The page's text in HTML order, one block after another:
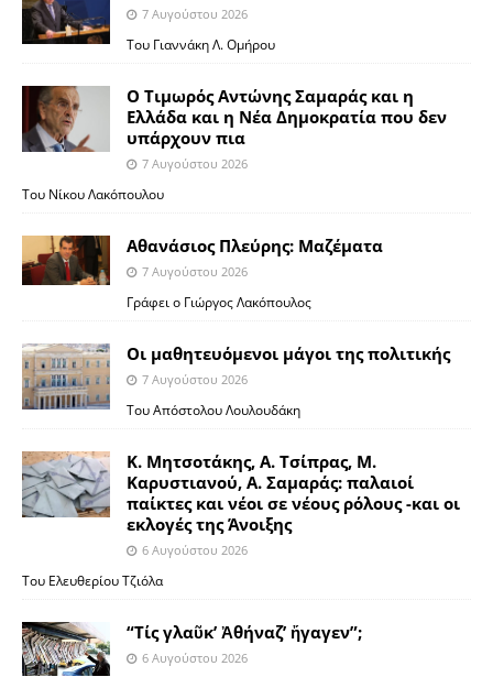
7 Αυγούστου 2026
Του Γιαννάκη Λ. Ομήρου
Ο Τιμωρός Αντώνης Σαμαράς και η
Ελλάδα και η Νέα Δημοκρατία που δεν
υπάρχουν πια
7 Αυγούστου 2026
Του Νίκου Λακόπουλου
Αθανάσιος Πλεύρης: Μαζέματα
7 Αυγούστου 2026
Γράφει ο Γιώργος Λακόπουλος
Οι μαθητευόμενοι μάγοι της πολιτικής
7 Αυγούστου 2026
Του Απόστολου Λουλουδάκη
Κ. Μητσοτάκης, Α. Τσίπρας, Μ.
Καρυστιανού, Α. Σαμαράς: παλαιοί
παίκτες και νέοι σε νέους ρόλους -και οι
εκλογές της Άνοιξης
6 Αυγούστου 2026
Του Ελευθερίου Τζιόλα
“Τίς γλαῦκ’ Ἀθήναζ’ ἤγαγεν”;
6 Αυγούστου 2026